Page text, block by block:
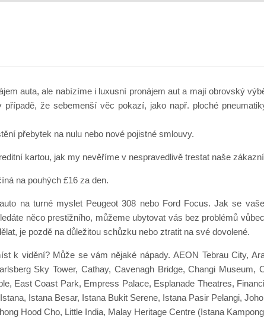
auta, ale nabízíme i luxusní pronájem aut a mají obrovský
že sebemenší věc pokazí, jako např. ploché
přebytek na nulu nebo nové pojistné smlouvy.
kartou, jak my nevěříme v nespravedlivě trestat naše
na pouhých £16 za den.
na turné myslet Peugeot 308 nebo Ford Focus. Jak se
něco prestižního, můžeme ubytovat vás bez problémů
je pozdě na důležitou schůzku nebo ztratit na své dovolené.
k vidění? Může se vám nějaké nápady. AEON Tebrau City,
Sky Tower, Cathay, Cavenagh Bridge, Changi Museum,
East Coast Park, Empress Palace, Esplanade Theatres,
Istana Besar, Istana Bukit Serene, Istana Pasir Pelangi,
Hood Cho, Little India, Malay Heritage Centre (Istana